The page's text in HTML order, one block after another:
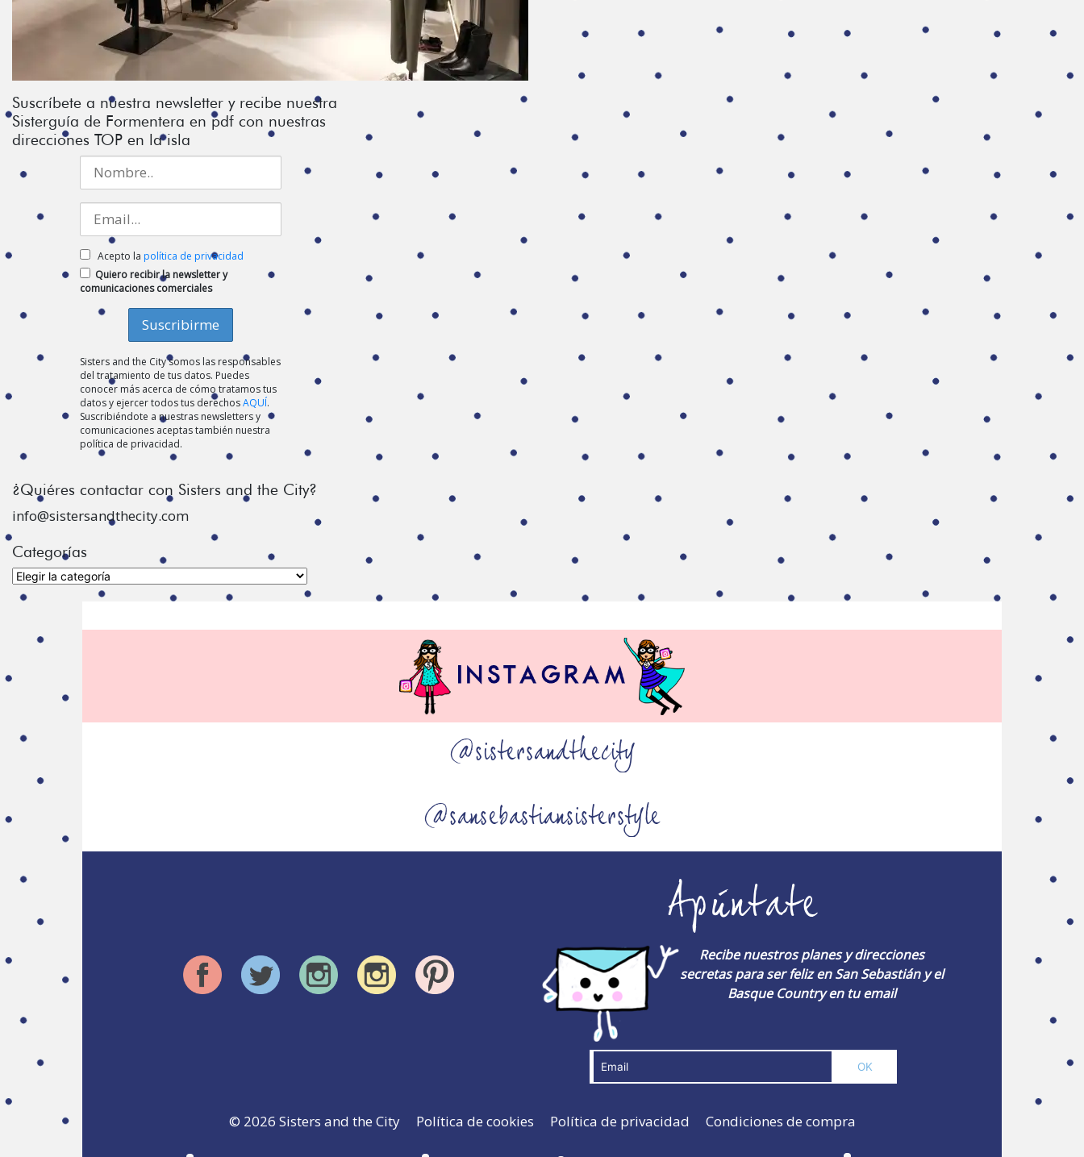
Suscríbete a nuestra newsletter y recibe nuestra
Sisterguía de Formentera en pdf con nuestras
direcciones TOP en la isla
Acepto la política de privacidad
Quiero recibir la newsletter y
comunicaciones comerciales
Sisters and the City somos las responsables
del tratamiento de tus datos. Puedes
conocer más acerca de cómo tratamos tus
datos y ejercer todos tus derechosAQUÍ.
Suscribiéndote a nuestras newsletters y
comunicaciones aceptas también nuestra
política de privacidad.
¿Quiéres contactar con Sisters and the City?
info@sistersandthecity.com
Categorías
Categorías
@sistersandthecity
@sansebastiansisterstyle
Apúntate
Recibe nuestros planes y direcciones
secretas para ser feliz en San Sebastián y el
Basque Country en tu email
© 2026 Sisters and the City Política de cookies Política de privacidad Condiciones de compra